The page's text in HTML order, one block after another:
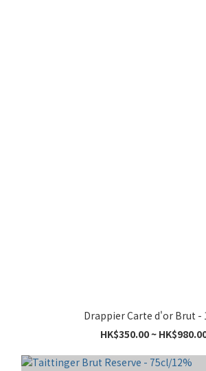
Drappier Carte d'or Brut -
HK$350.00 ~